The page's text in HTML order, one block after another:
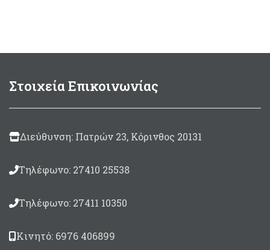
Made in Italy
Στοιχεία Επικοινωνίας
Διεύθυνση: Πατρών 23, Κόρινθος 20131
Τηλέφωνο: 27410 25538
Τηλέφωνο: 27411 10350
Κινητό: 6976 406899